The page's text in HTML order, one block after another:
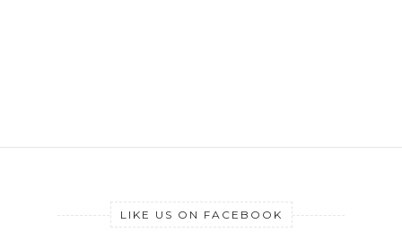
LIKE US ON FACEBOOK